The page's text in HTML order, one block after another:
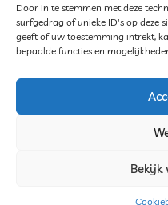
Door in te stemmen met deze
surfgedrag of unieke ID's op deze
geeft of uw toestemming intrekt,
bepaalde functies en
Bekijk
Word mecenas
Archief
Algemene voorwaarden